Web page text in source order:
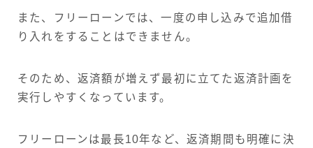
また、フリーローンでは、一度の申し込みで追加借
り入れをすることはできません。
そのため、返済額が増えず最初に立てた返済計画を
実行しやすくなっています。
フリーローンは最長10年など、返済期間も明確に決